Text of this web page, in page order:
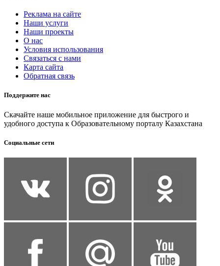
Реклама на сайте
Наши услуги
Наши проекты
О нас
Условия использования
Связаться с нами
Карта сайта
Обратная связь
Поддержите нас
Скачайте наше мобильное приложение для быстрого и
удобного доступа к Образовательному порталу Казахстана
Социальные сети